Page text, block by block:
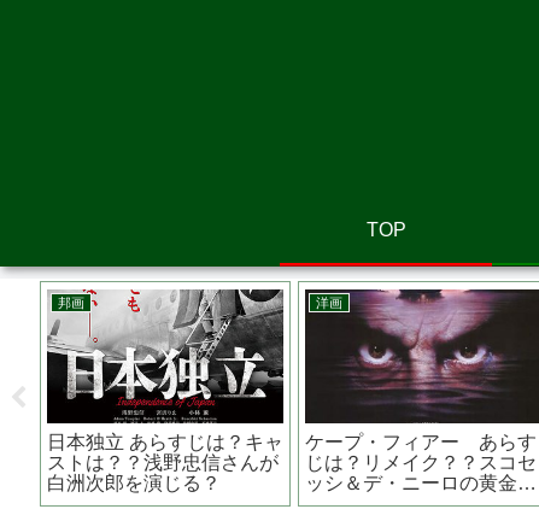
TOP
韓国映画
V.I.P修羅の獣たち あらす
じは？キャストは？国家権
力がドラ息子に振り回され
る？
アニメ映画
劇場版オトッペ パパ・ド
ント・クライ あらすじは？
原作は？ 子供番組の続き？